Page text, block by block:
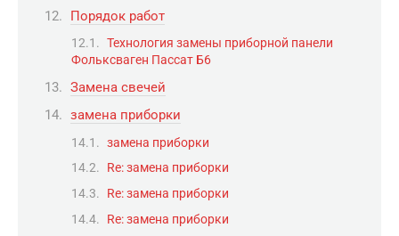
Порядок работ
Технология замены приборной панели
Фольксваген Пассат Б6
Замена свечей
замена приборки
замена приборки
Re: замена приборки
Re: замена приборки
Re: замена приборки